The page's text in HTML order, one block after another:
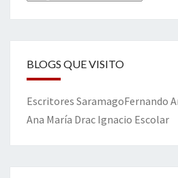
BLOGS QUE VISITO
Escritores SaramagoFernando
Ana María Drac Ignacio Escolar